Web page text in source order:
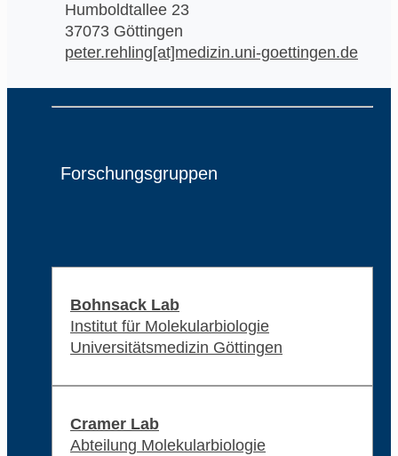
Humboldtallee 23
37073 Göttingen
peter.rehling[at]medizin.uni-goettingen.de
Forschungsgruppen
Bohnsack Lab
Institut für Molekularbiologie
Universitätsmedizin Göttingen
Cramer Lab
Abteilung Molekularbiologie